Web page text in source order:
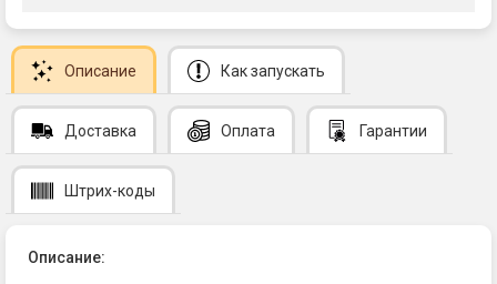
Описание Как запускать
Доставка Оплата Гарантии
Штрих-коды
Описание: